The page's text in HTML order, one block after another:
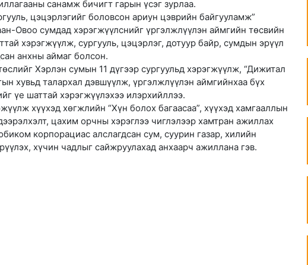
санамж бичигт гарын үсэг зурлаа.
цэцэрлэгийг боловсон ариун цэврийн байгууламж”
Овоо сумдад хэрэгжүүлснийг үргэлжлүүлэн аймгийн төсвийн
хэрэгжүүлж, сургууль, цэцэрлэг, дотуур байр, сумдын эрүүл
анхны аймаг болсон.
Хэрлэн сумын 11 дүгээр сургуульд хэрэгжүүлж, “Дижитал
хувьд талархал дэвшүүлж, үргэлжлүүлэн аймгийнхаа бүх
үе шаттай хэрэгжүүлэхээ илэрхийллээ.
хүүхэд хөгжлийн “Хүн болох багаасаа”, хүүхэд хамгааллын
цахим орчны хэрэглээ чиглэлээр хамтран ажиллах
корпорациас алслагдсан сум, суурин газар, хилийн
хүчин чадлыг сайжруулахад анхаарч ажиллана гэв.